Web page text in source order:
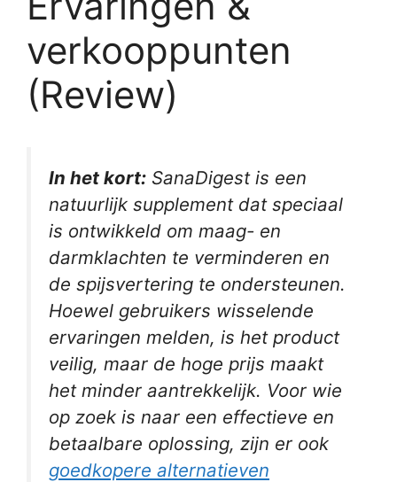
verkooppunten
(Review)
In het kort: SanaDigest is een
natuurlijk supplement dat speciaal
is ontwikkeld om maag- en
darmklachten te verminderen en
de spijsvertering te ondersteunen.
Hoewel gebruikers wisselende
ervaringen melden, is het product
veilig, maar de hoge prijs maakt
het minder aantrekkelijk. Voor wie
op zoek is naar een effectieve en
betaalbare oplossing, zijn er ook
goedkopere alternatieven